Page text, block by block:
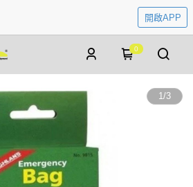
開啟APP
0
1/3